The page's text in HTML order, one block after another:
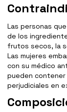
Las personas
de los
frutos secos, la
Las mujeres
con su médico
pueden contener
perjudiciales en